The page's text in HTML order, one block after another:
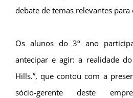
debate de temas relevantes
Os alunos do 3º ano
antecipar e agir: a realidade
Hills.”, que contou com a
sócio-gerente deste